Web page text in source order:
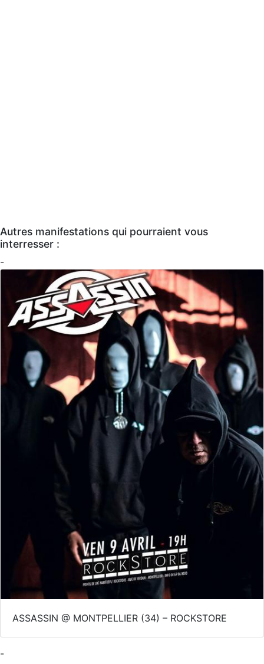
Autres manifestations qui pourraient vous
interresser :
-
ASSASSIN @ MONTPELLIER (34) – ROCKSTORE
-